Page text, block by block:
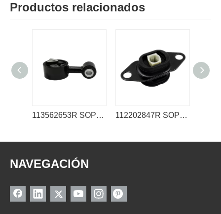
Productos relacionados
113562653R SOPORTE MOTOR RENAULT 112202847R SOPORTE MOTOR RENAULT
NAVEGACIÓN